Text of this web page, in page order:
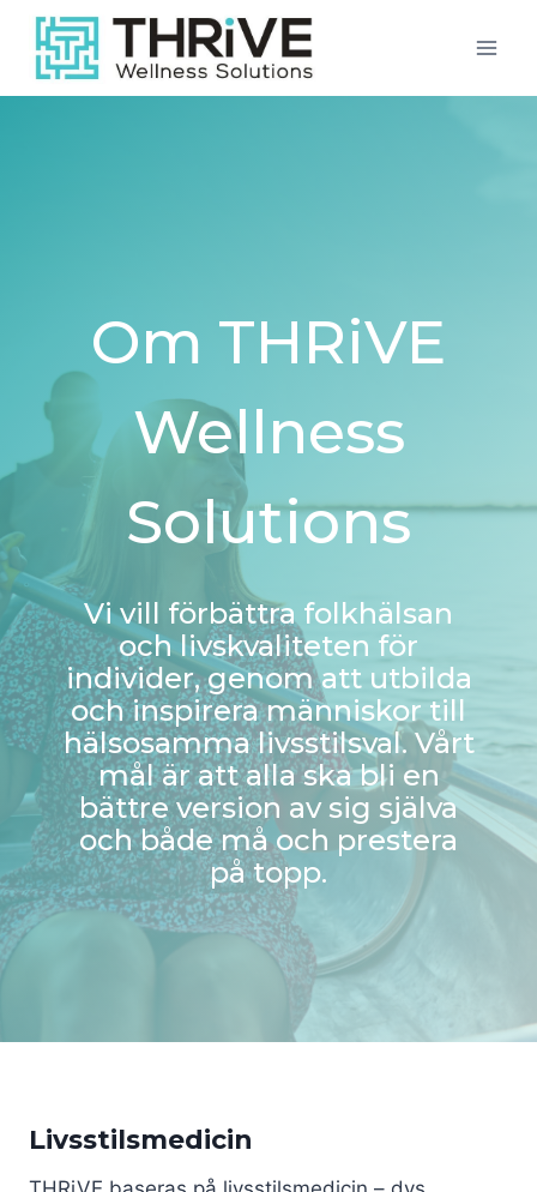
Skip
content
Om THRiVE
Wellness
Solutions
Vi vill förbättra folkhälsan
och livskvaliteten för
individer, genom att utbilda
och inspirera människor till
hälsosamma livsstilsval. Vårt
mål är att alla ska bli en
bättre version av sig själva
och både må och prestera
på topp.
Livsstilsmedicin